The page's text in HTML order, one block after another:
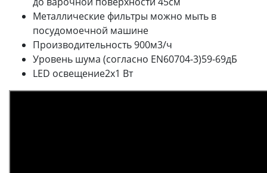
Металлические фильтры можно мыть в
посудомоечной машине
Производительность 900м3/ч
Уровень шума (согласно EN60704-3)59-69дБ
LED освещение2х1 Вт